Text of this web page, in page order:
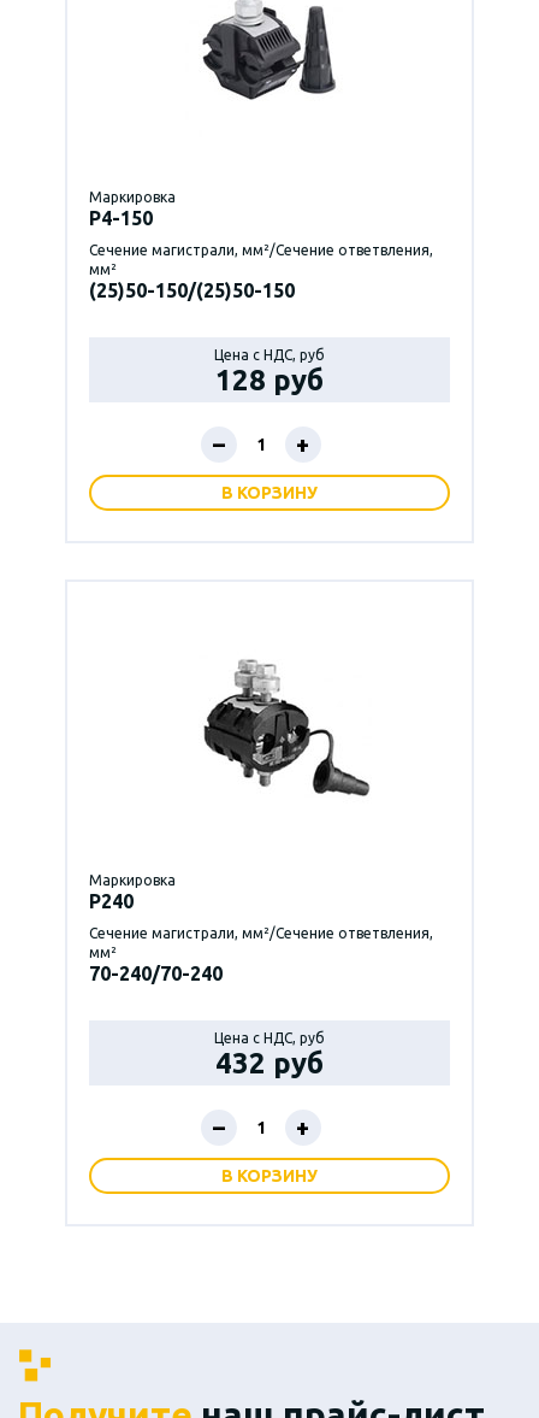
Маркировка
P4-150
Сечение магистрали, мм²/Сечение ответвления,
мм²
(25)50-150/(25)50-150
Цена с НДС, руб
128 руб
– +
В КОРЗИНУ
Маркировка
P240
Сечение магистрали, мм²/Сечение ответвления,
мм²
70-240/70-240
Цена с НДС, руб
432 руб
– +
В КОРЗИНУ